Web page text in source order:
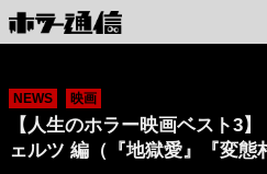
NEWS 映画
【人生のホラー映画ベスト3
ェルツ 編（『地獄愛』『変態